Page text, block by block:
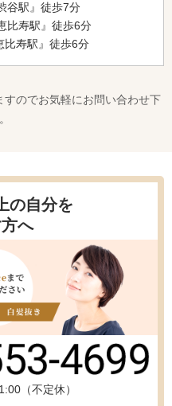
谷駅』徒歩7分
比寿駅』徒歩6分
比寿駅』徒歩6分
のでお気軽にお問い合わせ下
の自分を
へ
（不定休）